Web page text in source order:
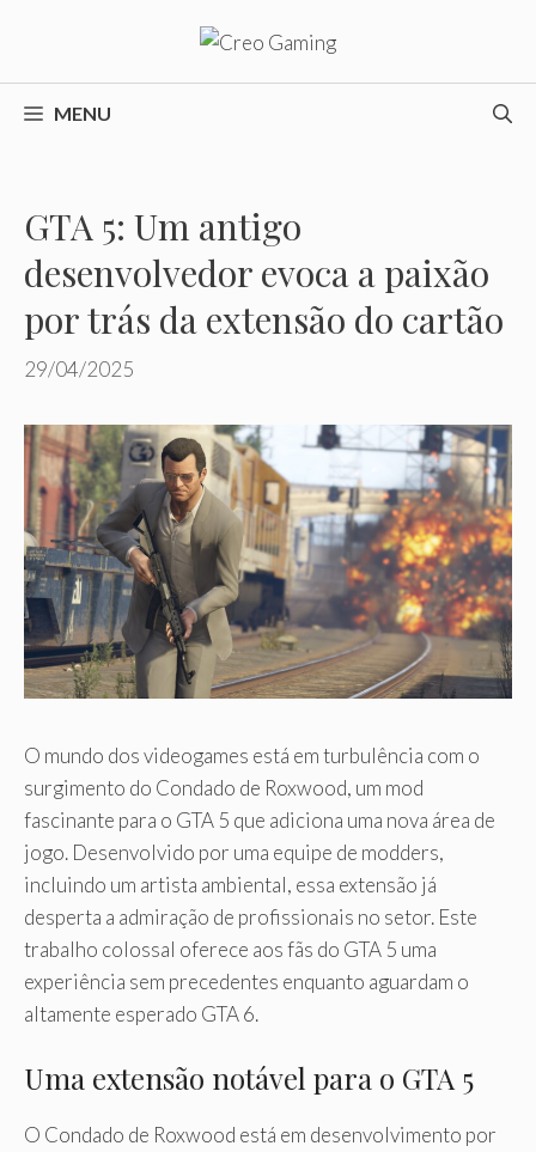
o
conteúdoMENU
GTA 5: Um antigo
desenvolvedor evoca a paixão
por trás da extensão do cartão
29/04/2025
O mundo dos videogames está em turbulência com o
surgimento do Condado de Roxwood, um mod
fascinante para o GTA 5 que adiciona uma nova área de
jogo. Desenvolvido por uma equipe de modders,
incluindo um artista ambiental, essa extensão já
desperta a admiração de profissionais no setor. Este
trabalho colossal oferece aos fãs do GTA 5 uma
experiência sem precedentes enquanto aguardam o
altamente esperado GTA 6.
Uma extensão notável para o GTA 5
O Condado de Roxwood está em desenvolvimento por